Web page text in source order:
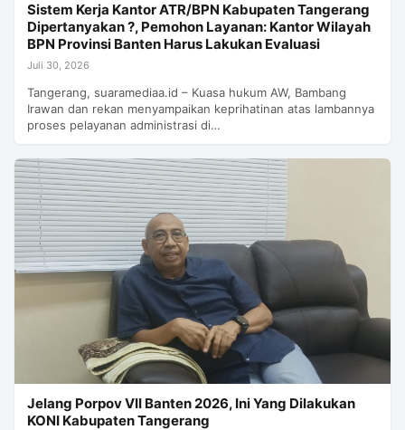
Sistem Kerja Kantor ATR/BPN Kabupaten Tangerang
Dipertanyakan ?, Pemohon Layanan: Kantor Wilayah
BPN Provinsi Banten Harus Lakukan Evaluasi
Juli 30, 2026
Tangerang, suaramediaa.id – Kuasa hukum AW, Bambang
Irawan dan rekan menyampaikan keprihatinan atas lambannya
proses pelayanan administrasi di…
Jelang Porpov VII Banten 2026, Ini Yang Dilakukan
KONI Kabupaten Tangerang